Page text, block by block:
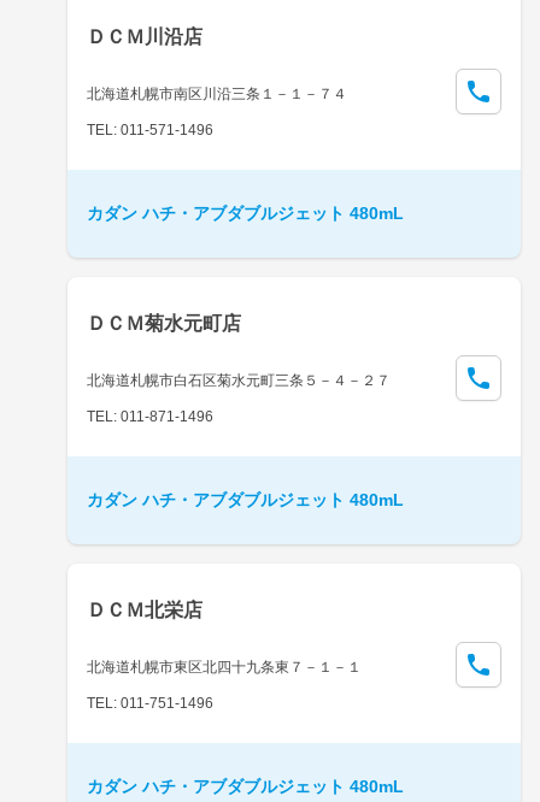
ＤＣＭ川沿店
北海道札幌市南区川沿三条１－１－７４
TEL: 011-571-1496
カダン ハチ・アブダブルジェット 480mL
ＤＣＭ菊水元町店
北海道札幌市白石区菊水元町三条５－４－２７
TEL: 011-871-1496
カダン ハチ・アブダブルジェット 480mL
ＤＣＭ北栄店
北海道札幌市東区北四十九条東７－１－１
TEL: 011-751-1496
カダン ハチ・アブダブルジェット 480mL